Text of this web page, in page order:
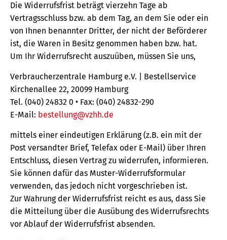
Die Widerrufsfrist beträgt vierzehn Tage ab
Vertragsschluss bzw. ab dem Tag, an dem Sie oder ein
von Ihnen benannter Dritter, der nicht der Beförderer
ist, die Waren in Besitz genommen haben bzw. hat.
Um Ihr Widerrufsrecht auszuüben, müssen Sie uns,
Verbraucherzentrale Hamburg e.V. | Bestellservice
Kirchenallee 22, 20099 Hamburg
Tel. (040) 24832 0 • Fax: (040) 24832-290
E-Mail: bestellung@vzhh.de
mittels einer eindeutigen Erklärung (z.B. ein mit der
Post versandter Brief, Telefax oder E-Mail) über Ihren
Entschluss, diesen Vertrag zu widerrufen, informieren.
Sie können dafür das Muster-Widerrufsformular
verwenden, das jedoch nicht vorgeschrieben ist.
Zur Wahrung der Widerrufsfrist reicht es aus, dass Sie
die Mitteilung über die Ausübung des Widerrufsrechts
vor Ablauf der Widerrufsfrist absenden.